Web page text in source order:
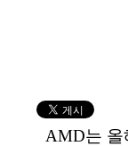
AMD는 올